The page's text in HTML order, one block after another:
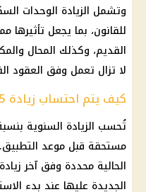
وتشمل الزيادة الوحدات
للقانون، بما يجعل تأثيرها
القديم، وكذلك المحال
لا تزال تعمل وفق العقود
كيف يتم احتساب زيادة 15%؟
مستحقة قبل موعد التطبيق.
الحالية محددة وفق آخر
الجديدة عليها عند بدء